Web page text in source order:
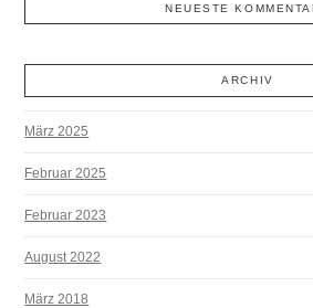
NEUESTE
ARCHIV
März 2025
Februar 2025
Februar 2023
August 2022
März 2018